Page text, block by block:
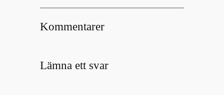
Kommentarer
Lämna ett svar